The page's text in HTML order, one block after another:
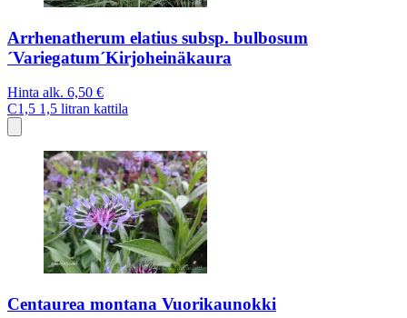
Arrhenatherum elatius subsp. bulbosum
´Variegatum´Kirjoheinäkaura
Hinta alk. 6,50 €
C1,5 1,5 litran kattila
Centaurea montana Vuorikaunokki